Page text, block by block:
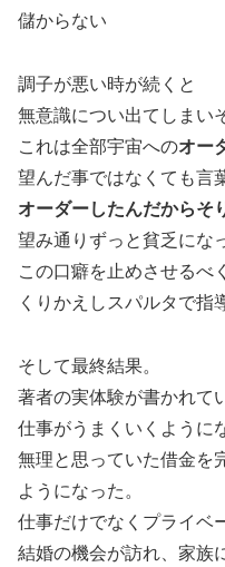
儲からない
調子が悪い時が続くと
無意識につい出てしまい
これは全部宇宙へのオー
望んだ事ではなくても言
オーダーしたんだからそ
望み通りずっと貧乏にな
この口癖を止めさせるべ
くりかえしスパルタで指
そして最終結果。
著者の実体験が書かれて
仕事がうまくいくように
無理と思っていた借金を
ようになった。
仕事だけでなくプライベ
結婚の機会が訪れ、家族